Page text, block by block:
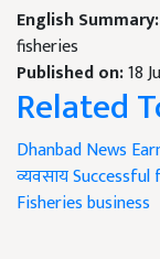
English
fisheries
Published on:18
Related
Dhanbad News
व्यवसाय
Fisheries business